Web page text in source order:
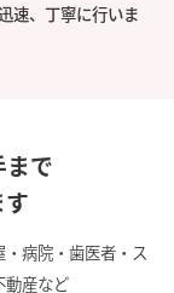
速、丁寧に行いま
で
病院・歯医者・ス
動産など